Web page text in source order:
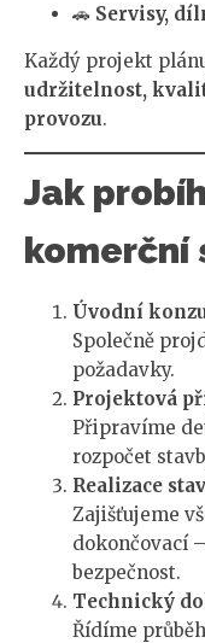
🚗 Servisy,
Každý projekt
udržitelnost,
provozu.
Jak
komerční
Úvodní
Společně
požadavky.
Projektová
Připravíme
rozpočet
Realizace
Zajišťujeme
dokončovací
bezpečnost.
Technický
Řídíme